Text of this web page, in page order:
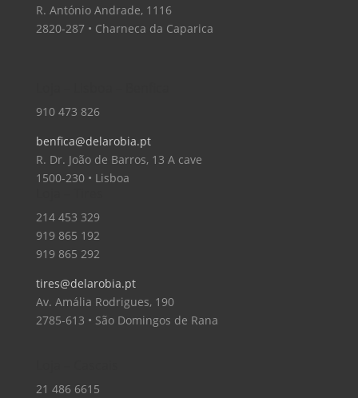
R. António Andrade, 1116
2820-287 • Charneca da Caparica
910 473 826
benfica@delarobia.pt
R. Dr. João de Barros, 13 A cave
1500-230 • Lisboa
214 453 329
919 865 192
919 865 292
tires@delarobia.pt
Av. Amália Rodrigues, 190
2785-613 • São Domingos de Rana
21 486 6615